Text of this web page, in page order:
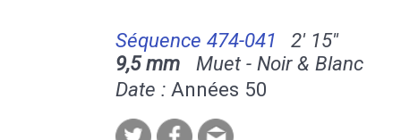
Séquence 474-041
2' 15''
9,5 mm Muet - Noir & Blanc
Date : Années 50